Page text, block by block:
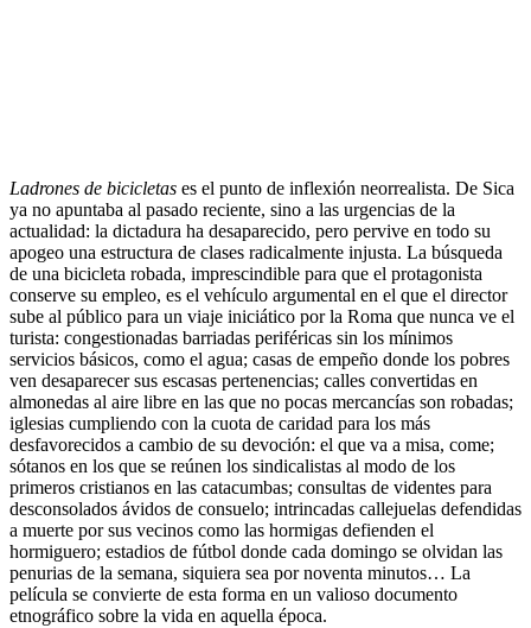
Ladrones de bicicletas es el punto de inflexión neorrealista. De Sica
ya no apuntaba al pasado reciente, sino a las urgencias de la
actualidad: la dictadura ha desaparecido, pero pervive en todo su
apogeo una estructura de clases radicalmente injusta. La búsqueda
de una bicicleta robada, imprescindible para que el protagonista
conserve su empleo, es el vehículo argumental en el que el director
sube al público para un viaje iniciático por la Roma que nunca ve el
turista: congestionadas barriadas periféricas sin los mínimos
servicios básicos, como el agua; casas de empeño donde los pobres
ven desaparecer sus escasas pertenencias; calles convertidas en
almonedas al aire libre en las que no pocas mercancías son robadas;
iglesias cumpliendo con la cuota de caridad para los más
desfavorecidos a cambio de su devoción: el que va a misa, come;
sótanos en los que se reúnen los sindicalistas al modo de los
primeros cristianos en las catacumbas; consultas de videntes para
desconsolados ávidos de consuelo; intrincadas callejuelas defendidas
a muerte por sus vecinos como las hormigas defienden el
hormiguero; estadios de fútbol donde cada domingo se olvidan las
penurias de la semana, siquiera sea por noventa minutos… La
película se convierte de esta forma en un valioso documento
etnográfico sobre la vida en aquella época.